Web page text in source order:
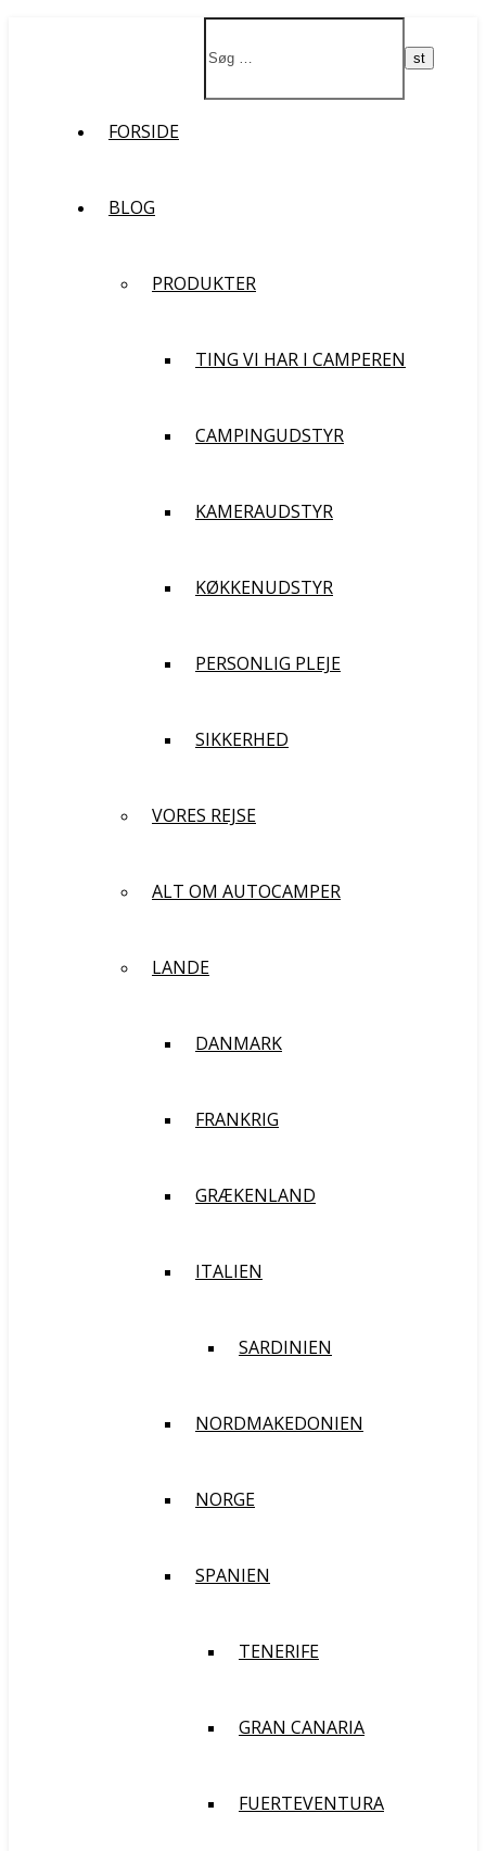
FORSIDE
BLOG
PRODUKTER
TING VI HAR I CAMPEREN
CAMPINGUDSTYR
KAMERAUDSTYR
KØKKENUDSTYR
PERSONLIG PLEJE
SIKKERHED
VORES REJSE
ALT OM AUTOCAMPER
LANDE
DANMARK
FRANKRIG
GRÆKENLAND
ITALIEN
SARDINIEN
NORDMAKEDONIEN
NORGE
SPANIEN
TENERIFE
GRAN CANARIA
FUERTEVENTURA